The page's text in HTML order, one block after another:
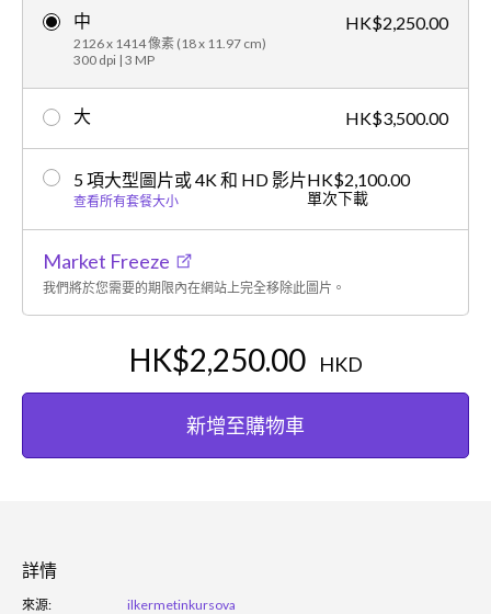
中
2126 x 1414 像素 (18 x 11.97 cm)
300 dpi | 3 MP
HK$2,250.00
大 HK$3,500.00
5 項大型圖片或 4K 和 HD 影片
查看所有套餐大小
HK$2,100.00
單次下載
Market Freeze
我們將於您需要的期限內在網站上完全移除此圖片。
HK$2,250.00 HKD
新增至購物車
詳情
來源:
ilkermetinkursova